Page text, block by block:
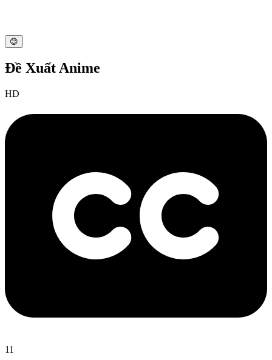
😊
Đề Xuất Anime
HD
11